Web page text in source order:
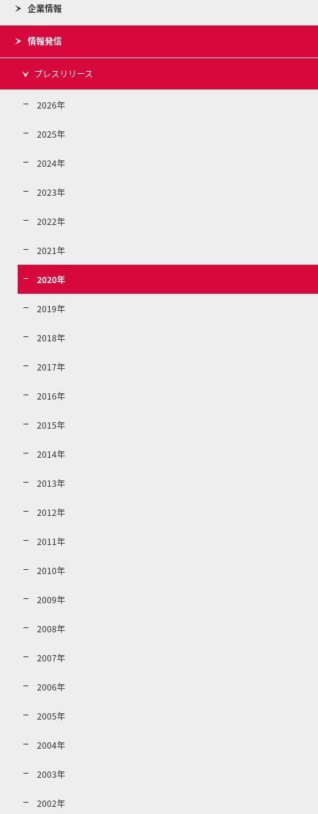
企業情報
情報発信
プレスリリース
2026年
2025年
2024年
2023年
2022年
2021年
2020年
2019年
2018年
2017年
2016年
2015年
2014年
2013年
2012年
2011年
2010年
2009年
2008年
2007年
2006年
2005年
2004年
2003年
2002年